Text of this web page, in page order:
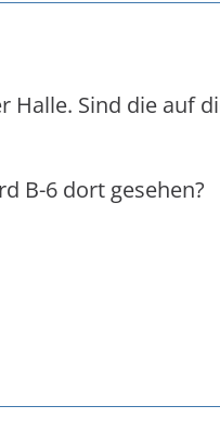
Halle. Sind die auf
B-6 dort gesehen?